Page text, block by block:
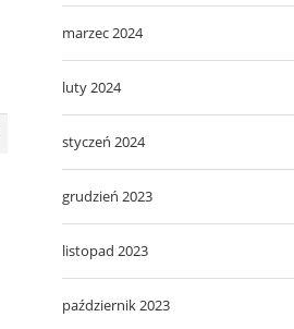
marzec 2024
luty 2024
styczeń 2024
grudzień 2023
listopad 2023
październik 2023